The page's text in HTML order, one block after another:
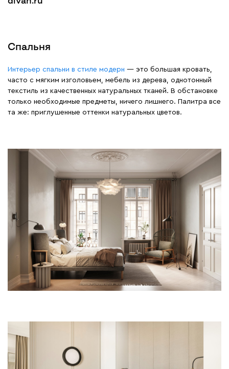
Спальня
Интерьер спальни в стиле модерн — это большая кровать,
часто с мягким изголовьем, мебель из дерева, однотонный
текстиль из качественных натуральных тканей. В обстановке
только необходимые предметы, ничего лишнего. Палитра все
та же: приглушенные оттенки натуральных цветов.